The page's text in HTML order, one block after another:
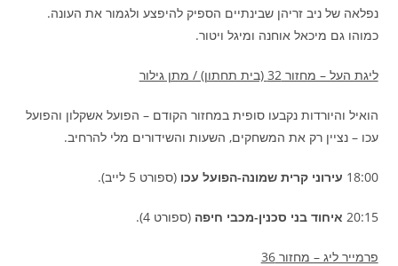
נפלאה של ניב זריהן שבינתיים הספיק להיפצע ולגמור את העונה.
כמוהו גם מיכאל אוחנה ומיגל ויטור.
ליגת העל – מחזור 32 (בית תחתון) / מתן גילור
הואיל והיורדות נקבעו סופית במחזור הקודם – הפועל אשקלון והפועל
עכו – נציין רק את המשחקים, השעות והשידורים מלי להרחיב.
18:00 עירוני קרית שמונה-הפועל עכו (ספורט 5 לייב).
20:15 איחוד בני סכנין-מכבי חיפה(ספורט 4).
פרמייר ליג – מחזור 36